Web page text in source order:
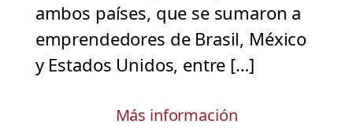
ambos países, que se sumaron a
emprendedores de Brasil, México
y Estados Unidos, entre […]
Más información